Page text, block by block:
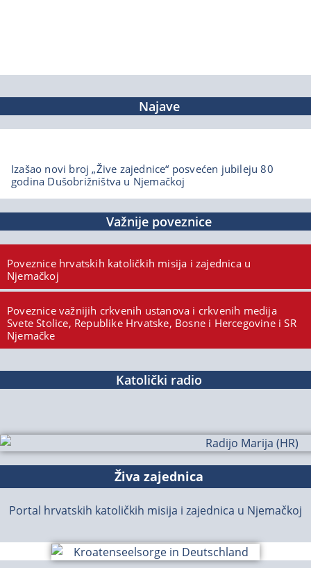
Najave
Izašao novi broj „Žive zajednice“ posvećen jubileju 80
godina Dušobrižništva u Njemačkoj
Važnije poveznice
Poveznice hrvatskih katoličkih misija i zajednica u
Njemačkoj
Poveznice važnijih crkvenih ustanova i crkvenih medija
Svete Stolice, Republike Hrvatske, Bosne i Hercegovine i SR
Njemačke
Katolički radio
Živa zajednica
Portal hrvatskih katoličkih misija i zajednica u Njemačkoj